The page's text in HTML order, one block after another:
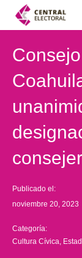
Publicado el:
noviembre 20, 2023
Categoría:
Cultura Cívica